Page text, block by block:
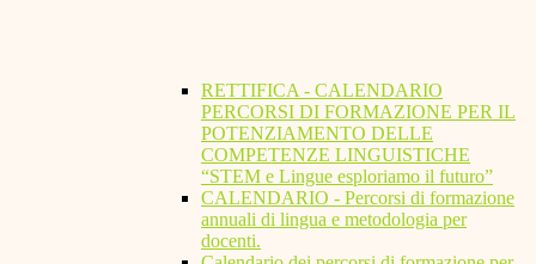
RETTIFICA - CALENDARIO
PERCORSI DI FORMAZIONE PER IL
POTENZIAMENTO DELLE
COMPETENZE LINGUISTICHE
“STEM e Lingue esploriamo il futuro”
CALENDARIO - Percorsi di formazione
annuali di lingua e metodologia per
docenti.